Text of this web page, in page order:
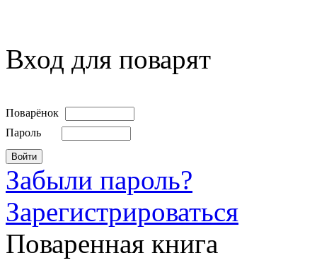
Вход для поварят
Поварёнок
Пароль
Забыли пароль?
Зарегистрироваться
Поваренная книга